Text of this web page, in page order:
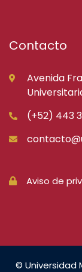
Contacto
Avenida
(+52) 443
Aviso de
© Universidad